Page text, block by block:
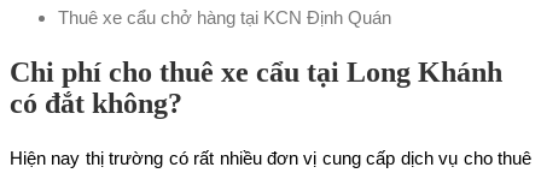
Thuê xe cẩu chở hàng tại KCN Định Quán
Chi phí cho thuê xe cẩu tại Long Khánh
có đắt không?
Hiện nay thị trường có rất nhiều đơn vị cung cấp dịch vụ cho thuê